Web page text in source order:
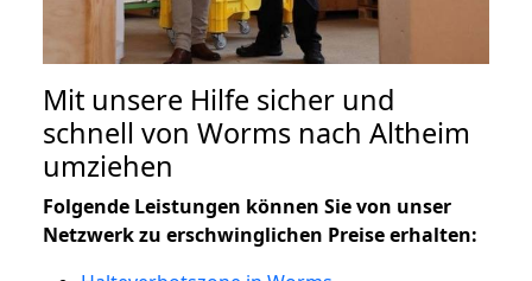
Mit unsere Hilfe sicher und
schnell von Worms nach Altheim
umziehen
Folgende Leistungen können Sie von unser
Netzwerk zu erschwinglichen Preise erhalten: